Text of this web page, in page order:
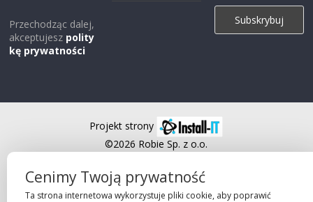
Przechodząc dalej,
akceptujesz polity
kę prywatności
Projekt strony
©2026 Robie Sp. z o.o.
Cenimy Twoją prywatność
Ta strona internetowa wykorzystuje pliki cookie, aby poprawić